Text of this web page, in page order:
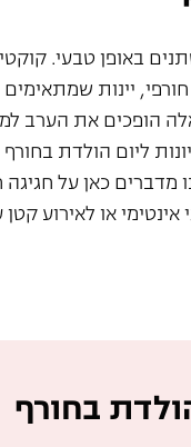
באופן טבעי.
יינות
הופכים את הערב
ליום הולדת
מדברים כאן על
או לאירוע
בחורף